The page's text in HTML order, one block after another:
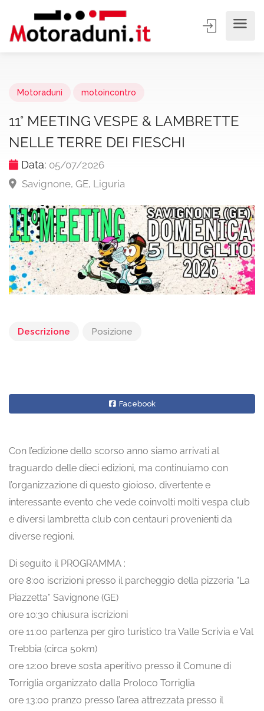
Motoraduni motoincontro
11° MEETING VESPE & LAMBRETTE
NELLE TERRE DEI FIESCHI
Data: 05/07/2026
Savignone, GE, Liguria
Descrizione Posizione
Facebook
Con l’edizione dello scorso anno siamo arrivati al
traguardo delle dieci edizioni, ma continuiamo con
l’organizzazione di questo gioioso, divertente e
interessante evento che vede coinvolti molti vespa club
e diversi lambretta club con centauri provenienti da
diverse regioni.
Di seguito il PROGRAMMA :
ore 8:00 iscrizioni presso il parcheggio della pizzeria “La
Piazzetta” Savignone (GE)
ore 10:30 chiusura iscrizioni
ore 11:00 partenza per giro turistico tra Valle Scrivia e Val
Trebbia (circa 50km)
ore 12:00 breve sosta aperitivo presso il Comune di
Torriglia organizzato dalla Proloco Torriglia
ore 13:00 pranzo presso l’area attrezzata presso il